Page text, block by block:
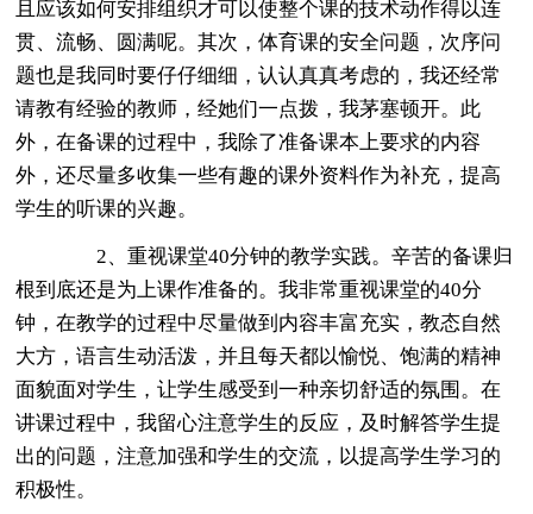
且应该如何安排组织才可以使整个课的技术动作得以连
贯、流畅、圆满呢。其次，体育课的安全问题，次序问
题也是我同时要仔仔细细，认认真真考虑的，我还经常
请教有经验的教师，经她们一点拨，我茅塞顿开。此
外，在备课的过程中，我除了准备课本上要求的内容
外，还尽量多收集一些有趣的课外资料作为补充，提高
学生的听课的兴趣。
2、重视课堂40分钟的教学实践。辛苦的备课归
根到底还是为上课作准备的。我非常重视课堂的40分
钟，在教学的过程中尽量做到内容丰富充实，教态自然
大方，语言生动活泼，并且每天都以愉悦、饱满的精神
面貌面对学生，让学生感受到一种亲切舒适的氛围。在
讲课过程中，我留心注意学生的反应，及时解答学生提
出的问题，注意加强和学生的交流，以提高学生学习的
积极性。